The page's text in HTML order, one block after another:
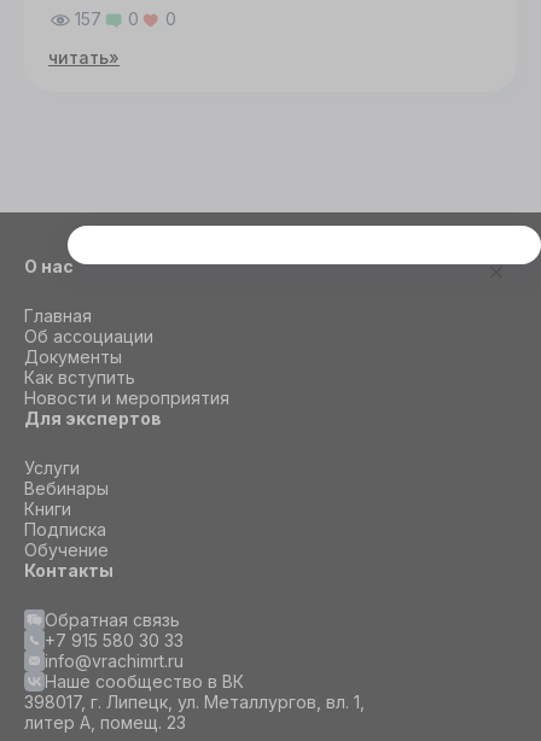
157
0
0
читать»
О нас
Главная
Об ассоциации
Документы
Как вступить
Новости и мероприятия
Для экспертов
Услуги
Вебинары
Книги
Подписка
Обучение
Контакты
Обратная связь
+7 915 580 30 33
info@vrachimrt.ru
Наше сообщество в ВК
398017, г. Липецк, ул. Металлургов, вл. 1,
литер А, помещ. 23
Этот сайт использует cookie
необходимы файлы cookie
СОГЛАСИЕ ПОДРОБНОСТИ